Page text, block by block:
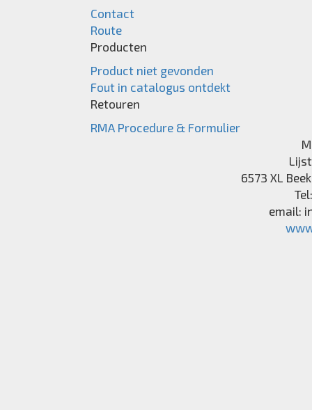
Contact
Route
Producten
Product niet gevonden
Fout in catalogus ontdekt
Retouren
RMA Procedure & Formulier
6573 XL
email: